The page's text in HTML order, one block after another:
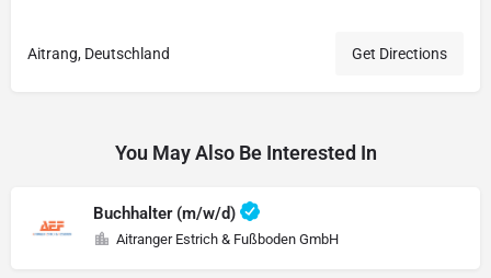
Aitrang, Deutschland Get Directions
You May Also Be Interested In
Buchhalter (m/w/d)
Aitranger Estrich & Fußboden GmbH